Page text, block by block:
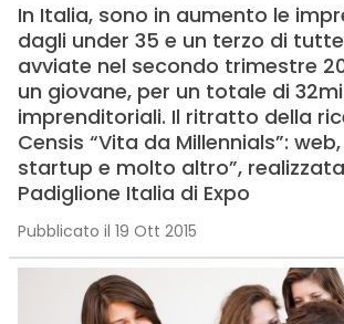
In Italia, sono in aumento le
dagli under 35 e un terzo di
avviate nel secondo trimestre
un giovane, per un totale di
imprenditoriali. Il ritratto della
Censis “Vita da Millennials”:
startup e molto altro”,
Padiglione Italia di Expo
Pubblicato il 19 Ott 2015